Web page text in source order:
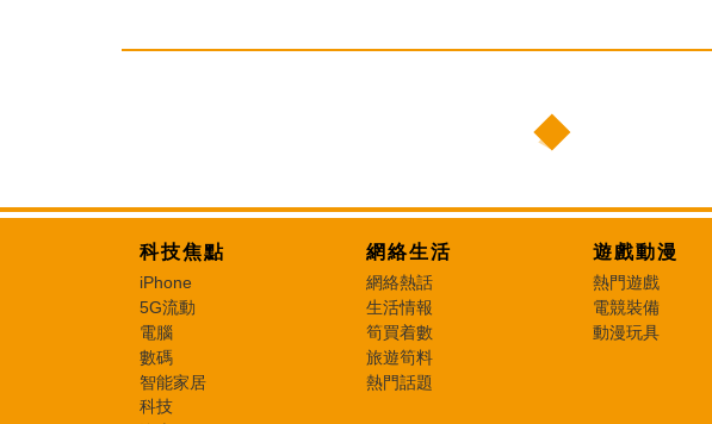
科技焦點
iPhone
5G流動
電腦
數碼
智能家居
科技
網絡生活
網絡熱話
生活情報
筍買着數
旅遊筍料
熱門話題
遊戲動漫
熱門遊戲
電競裝備
動漫玩具